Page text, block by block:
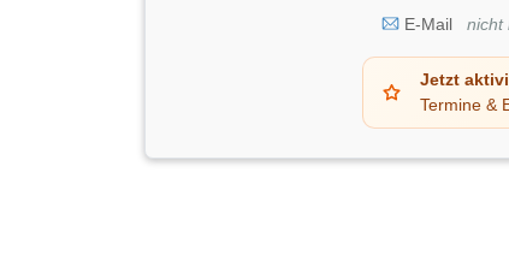
E-Mail
nicht
Jetzt
Termine &